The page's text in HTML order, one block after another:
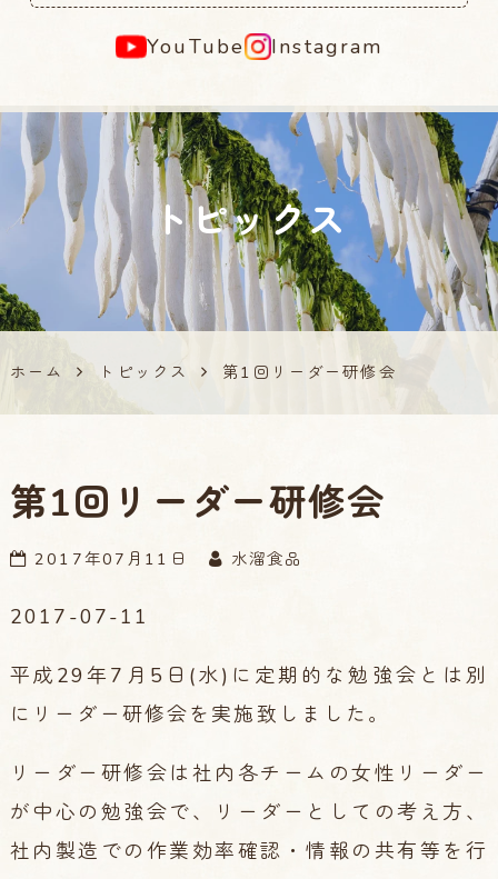
YouTube Instagram
トピックス
ホーム トピックス 第1回リーダー研修会
第1回リーダー研修会
2017年07月11日 水溜食品
2017-07-11
平成29年7月5日(水)に定期的な勉強会とは別
にリーダー研修会を実施致しました。
リーダー研修会は社内各チームの女性リーダー
が中心の勉強会で、リーダーとしての考え方、
社内製造での作業効率確認・情報の共有等を行